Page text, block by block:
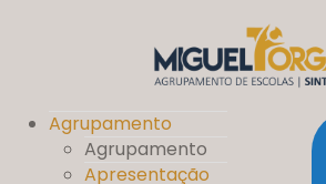
Agrupamento
Agrupamento
Apresentação